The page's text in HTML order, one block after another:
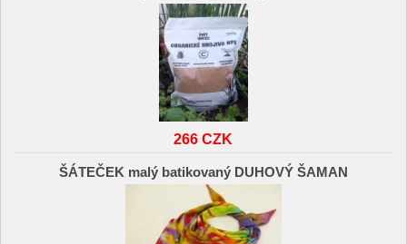
266 CZK
ŠÁTEČEK malý batikovaný DUHOVÝ ŠAMAN